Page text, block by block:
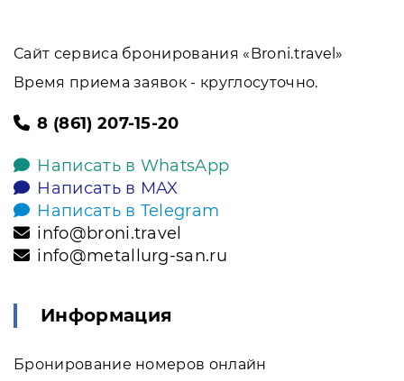
Сайт сервиса бронирования «Broni.travel»
Время приема заявок - круглосуточно.
8 (861) 207-15-20
Написать в WhatsApp
Написать в MAX
Написать в Telegram
info@broni.travel
info@metallurg-san.ru
Информация
Бронирование номеров онлайн